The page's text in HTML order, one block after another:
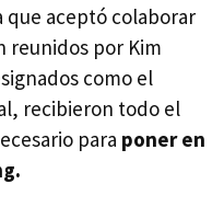
que aceptó colaborar
reunidos por Kim
como el
recibieron todo el
para poner en